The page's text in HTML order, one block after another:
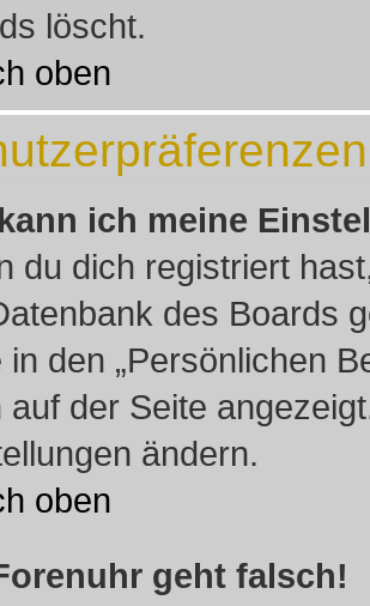
löscht.
oben
ich meine
du dich registriert
des Boards
in den „Persönlichen
auf der Seite
ändern.
oben
geht falsch!